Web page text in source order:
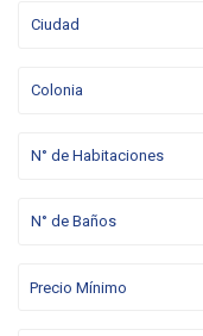
Ciudad
Colonia
N° de Habitaciones
N° de Baños